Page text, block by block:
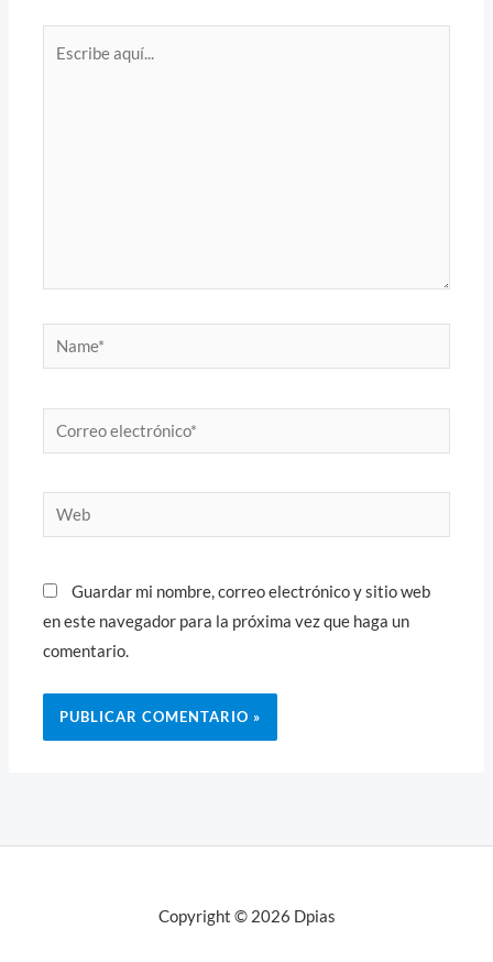
Name*
Correo
electrónico*
Web
Guardar mi nombre, correo electrónico y sitio web
en este navegador para la próxima vez que haga un
comentario.
Copyright © 2026 Dpias